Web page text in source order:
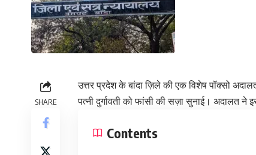
SHARE
उत्तर प्रदेश के बांदा ज़िले की एक विशेष पॉक्सो
पत्नी दुर्गावती को फांसी की सज़ा सुनाई। अदालत
Contents